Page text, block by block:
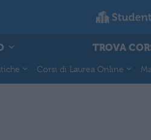
TROVA
Corsi di Laurea Online